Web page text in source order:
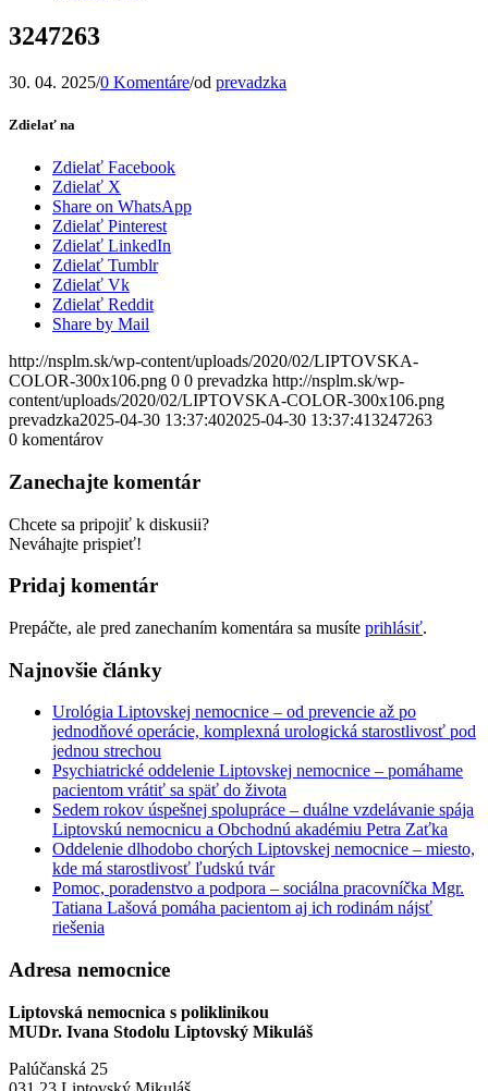
3247263
30. 04. 2025/0 Komentáre/od prevadzka
Zdielať na
Zdielať Facebook
Zdielať X
Share on WhatsApp
Zdielať Pinterest
Zdielať LinkedIn
Zdielať Tumblr
Zdielať Vk
Zdielať Reddit
Share by Mail
http://nsplm.sk/wp-content/uploads/2020/02/LIPTOVSKA-
COLOR-300x106.png 0 0 prevadzka http://nsplm.sk/wp-
content/uploads/2020/02/LIPTOVSKA-COLOR-300x106.png
prevadzka2025-04-30 13:37:402025-04-30 13:37:413247263
0 komentárov
Zanechajte komentár
Chcete sa pripojiť k diskusii?
Neváhajte prispieť!
Pridaj komentár
Prepáčte, ale pred zanechaním komentára sa musíte prihlásiť.
Najnovšie články
Urológia Liptovskej nemocnice – od prevencie až po
jednodňové operácie, komplexná urologická starostlivosť pod
jednou strechou
Psychiatrické oddelenie Liptovskej nemocnice – pomáhame
pacientom vrátiť sa späť do života
Sedem rokov úspešnej spolupráce – duálne vzdelávanie spája
Liptovskú nemocnicu a Obchodnú akadémiu Petra Zaťka
Oddelenie dlhodobo chorých Liptovskej nemocnice – miesto,
kde má starostlivosť ľudskú tvár
Pomoc, poradenstvo a podpora – sociálna pracovníčka Mgr.
Tatiana Lašová pomáha pacientom aj ich rodinám nájsť
riešenia
Adresa nemocnice
Liptovská nemocnica s poliklinikou
MUDr. Ivana Stodolu Liptovský Mikuláš
Palúčanská 25